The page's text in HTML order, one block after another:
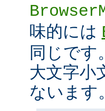
味的には
同じです
大文字小
ないます